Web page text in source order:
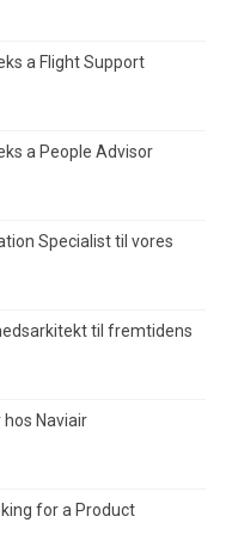
a Flight Support
a People Advisor
Specialist til vores
til fremtidens
Naviair
for a Product